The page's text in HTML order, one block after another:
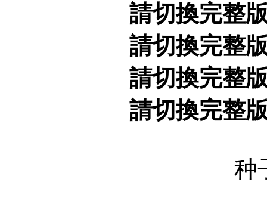
請切換完整
請切換完整
請切換完整
請切換完整
种